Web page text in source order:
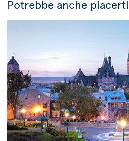
Potrebbe anche piacerti